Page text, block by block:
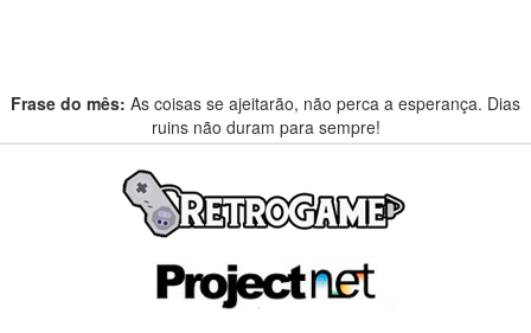
Frase do mês: As coisas se ajeitarão, não perca a esperança. Dias
ruins não duram para sempre!